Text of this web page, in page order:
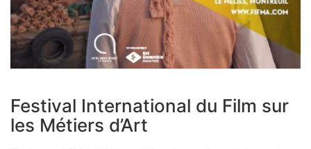
Festival International du Film sur
les Métiers d’Art